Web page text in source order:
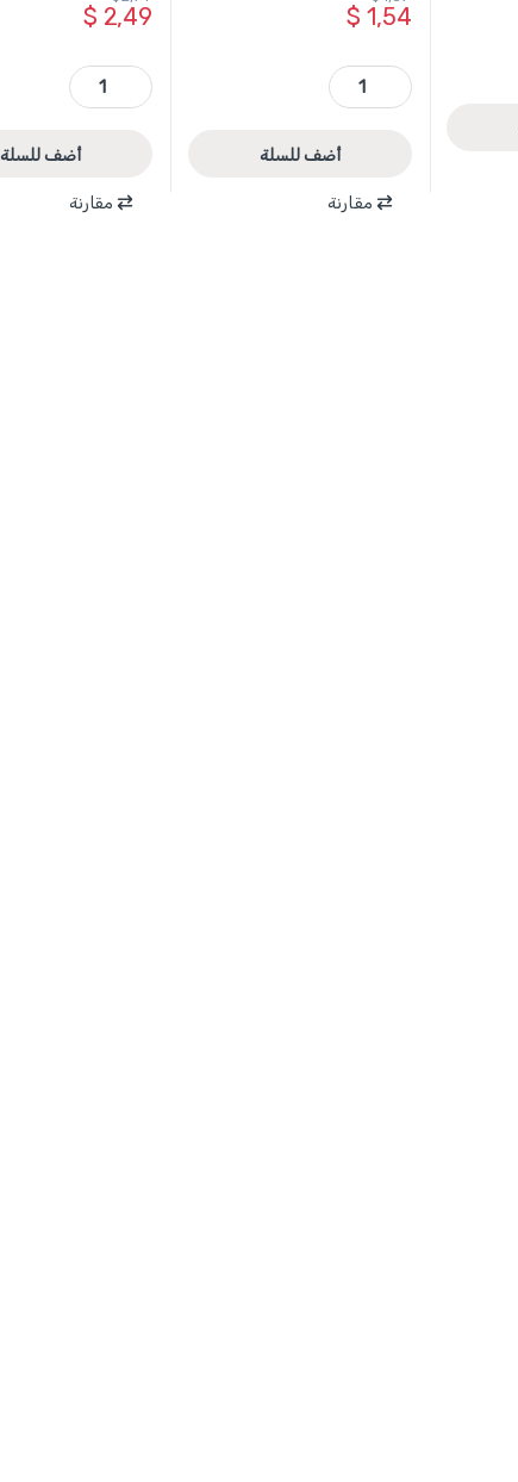
$ 1,54
WKJ7625 - كاسة حفر زجاج +سيراميك +قرميد الماس 25 مم ماركة WADFOW quantity
أضف للسلة
مقارنة
$ 2,49
WKJ1435 - كاسة حفر معدن + خشب قياس 35 مم ماركة WADFOW quantity
أضف للسلة
مقارنة